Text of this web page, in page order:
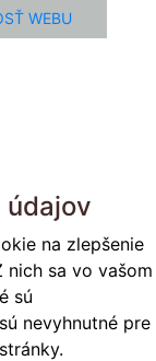
WEBU
údajov
na zlepšenie
sa vo vašom
sú
nevyhnutné pre